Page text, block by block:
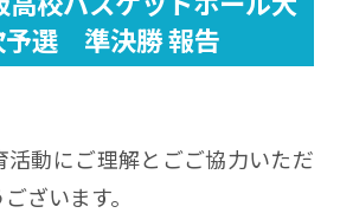
選 準決勝 報告
動にご理解とごご協力いただ
ざいます。